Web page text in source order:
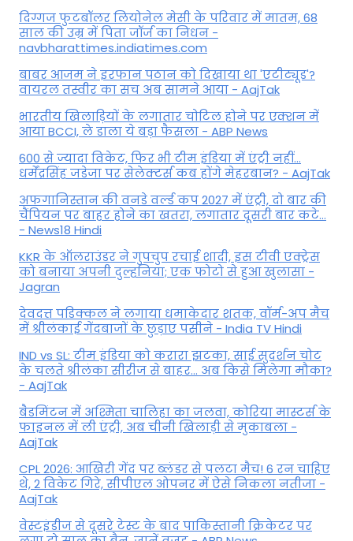
दिग्गज फुटबॉलर लियोनेल मेसी के परिवार में मातम, 68
साल की उम्र में पिता जॉर्ज का निधन -
navbharattimes.indiatimes.com
बाबर आजम ने इरफान पठान को दिखाया था 'एटीट्यूड'?
वायरल तस्वीर का सच अब सामने आया - AajTak
भारतीय खिलाड़ियों के लगातार चोटिल होने पर एक्शन में
आया BCCI, ले डाला ये बड़ा फैसला - ABP News
600 से ज्यादा विकेट, फिर भी टीम इंडिया में एंट्री नहीं...
धर्मेंद्रसिंह जडेजा पर सेलेक्टर्स कब होंगे मेहरबान? - AajTak
अफगानिस्तान की वनडे वर्ल्ड कप 2027 में एंट्री, दो बार की
चैंपियन पर बाहर होने का खतरा, लगातार दूसरी बार कटे...
- News18 Hindi
KKR के ऑलराउंडर ने गुपचुप रचाई शादी, इस टीवी एक्ट्रेस
को बनाया अपनी दुल्हनिया; एक फोटो से हुआ खुलासा -
Jagran
देवदत्त पडिक्कल ने लगाया धमाकेदार शतक, वॉर्म-अप मैच
में श्रीलंकाई गेंदबाजों के छुड़ाए पसीने - India TV Hindi
IND vs SL: टीम इंड‍िया को करारा झटका, साई सुदर्शन चोट
के चलते श्रीलंका सीरीज से बाहर... अब किसे म‍िलेगा मौका?
- AajTak
बैडमिंटन में अश्मिता चालिहा का जलवा, कोरिया मास्टर्स के
फाइनल में ली एंट्री, अब चीनी खिलाड़ी से मुकाबला -
AajTak
CPL 2026: आखिरी गेंद पर ब्लंडर से पलटा मैच! 6 रन चाहिए
थे, 2 विकेट गिरे, सीपीएल ओपनर में ऐसे न‍िकला नतीजा -
AajTak
वेस्टइंडीज से दूसरे टेस्ट के बाद पाकिस्तानी क्रिकेटर पर